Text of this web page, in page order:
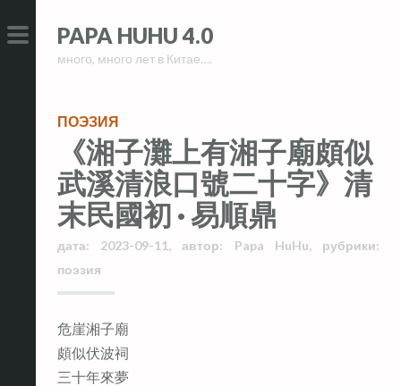
to
PRIMARY
to
PAPA HUHU 4.0
много, много лет в Китае….
ПОЭЗИЯ
《湘子灘上有湘子廟頗似
武溪清浪口號二十字》清
末民國初 · 易順鼎
дата: 2023-09-11, автор: Papa HuHu,рубрики:
поэзия
危崖湘子廟
頗似伏波祠
三十年來夢